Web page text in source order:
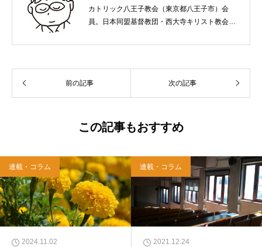
カトリック八王子教会（東京都八王子市）会
員。日本同盟基督教団・西大寺キリスト教会
れ。関西学院大学社会学部卒業。９０年代、い
て、雜賀編集工房として独立。
前の記事 次の記事
この記事もおすすめ
連載・コラム
2024.11.02
連載・コラム
2021.12.24